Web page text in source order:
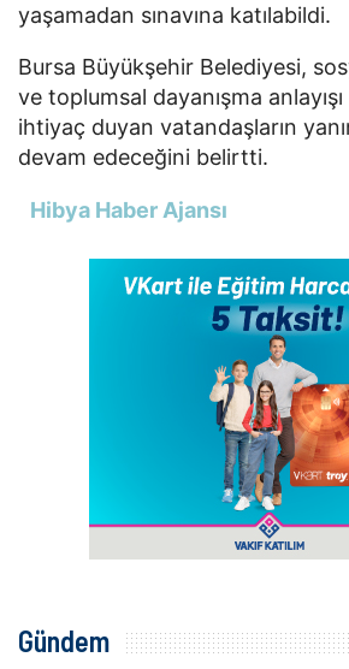
yaşamadan sınavına katılabildi.
Bursa Büyükşehir Belediyesi,
ve toplumsal dayanışma
ihtiyaç duyan vatandaşların
devam edeceğini belirtti.
Hibya Haber Ajansı
Gündem